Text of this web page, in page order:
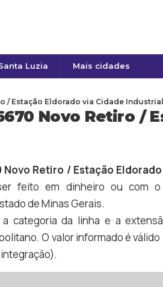
Luzia Mais cidades
Novo Retiro /
/ Estação Eldorado via Cidade
Novo Retiro / Estação
feito em dinheiro ou com
de Minas Gerais.
categoria da linha e a
O valor informado é